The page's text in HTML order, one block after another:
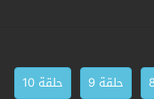
حلقة 9 حلقة 10